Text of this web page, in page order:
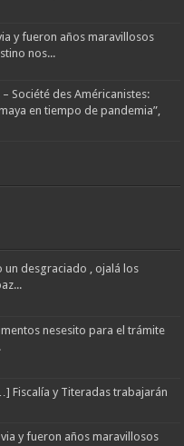
y fueron años maravillosos
nos...
Société des Américanistes:
en tiempo de pandemia”,
un desgraciado , ojalá los
nesesito para el trámite
Fiscalía y Titeradas trabajarán
y fueron años maravillosos